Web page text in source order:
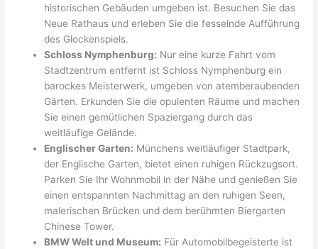
historischen Gebäuden umgeben ist. Besuchen Sie das
Neue Rathaus und erleben Sie die fesselnde Aufführung
des Glockenspiels.
Schloss Nymphenburg: Nur eine kurze Fahrt vom
Stadtzentrum entfernt ist Schloss Nymphenburg ein
barockes Meisterwerk, umgeben von atemberaubenden
Gärten. Erkunden Sie die opulenten Räume und machen
Sie einen gemütlichen Spaziergang durch das
weitläufige Gelände.
Englischer Garten: Münchens weitläufiger Stadtpark,
der Englische Garten, bietet einen ruhigen Rückzugsort.
Parken Sie Ihr Wohnmobil in der Nähe und genießen Sie
einen entspannten Nachmittag an den ruhigen Seen,
malerischen Brücken und dem berühmten Biergarten
Chinese Tower.
BMW Welt und Museum: Für Automobilbegeisterte ist